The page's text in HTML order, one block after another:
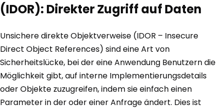
(IDOR): Direkter Zugriff auf Daten
Unsichere direkte Objektverweise (IDOR – Insecure
Direct Object References) sind eine Art von
Sicherheitslücke, bei der eine Anwendung Benutzern die
Möglichkeit gibt, auf interne Implementierungsdetails
oder Objekte zuzugreifen, indem sie einfach einen
Parameter in der oder einer Anfrage ändert. Dies ist